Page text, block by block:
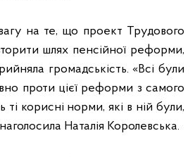
на те, що проект Трудового
шлях пенсійної реформи,
громадськість. «Всі були
проти цієї реформи з самого
ті корисні норми, які в ній були,
Наталія Королевська.